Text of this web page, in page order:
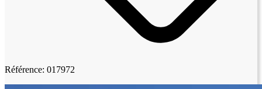
Référence: 017972